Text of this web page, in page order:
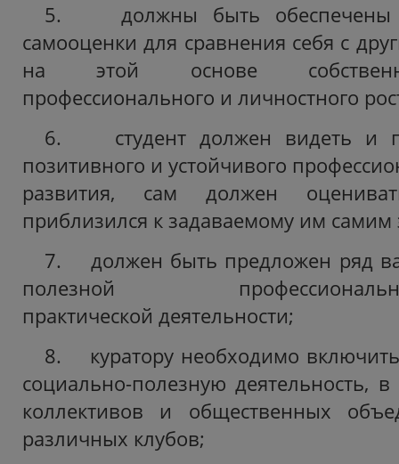
5. должны быть обеспечены
самооценки для сравнения себя с
на этой основе
профессионального и личностного
6. студент должен видеть и
позитивного и устойчивого
развития, сам должен
приблизился к задаваемому им самим
7. должен быть предложен ряд
полезной профессионально-
практической деятельности;
8. куратору необходимо включить
социально-полезную деятельность, в
коллективов и общественных
различных клубов;